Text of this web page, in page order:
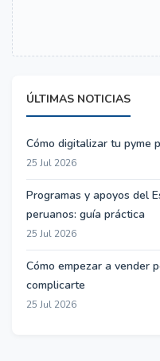
ÚLTIMAS NOTICIAS
Cómo digitalizar tu pyme
25 Jul 2026
Programas y apoyos del
peruanos: guía práctica
25 Jul 2026
Cómo empezar a vender
complicarte
25 Jul 2026